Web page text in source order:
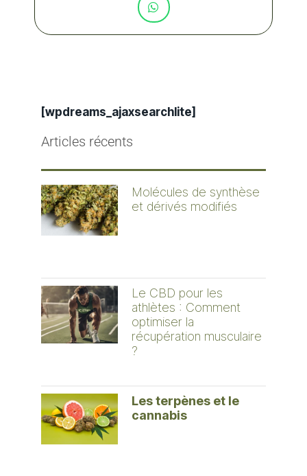
[wpdreams_ajaxsearchlite]
Articles récents
Molécules de synthèse
et dérivés modifiés
Le CBD pour les
athlètes : Comment
optimiser la
récupération musculaire
?
Les terpènes et le
cannabis